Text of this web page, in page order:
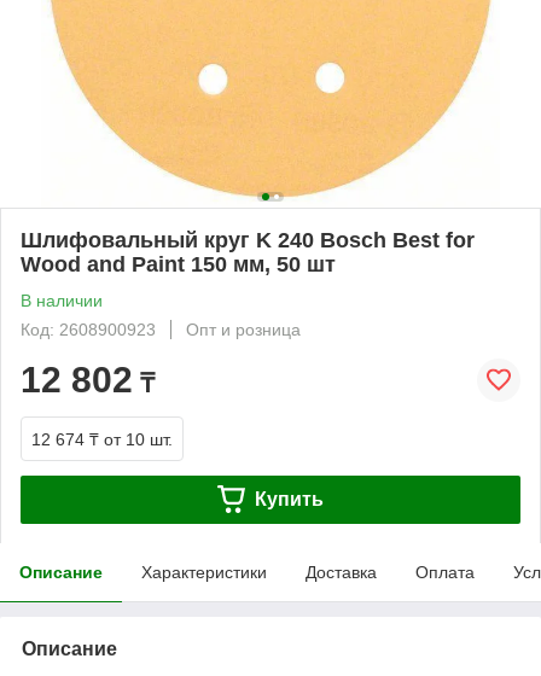
Шлифовальный круг K 240 Bosch Best for
Wood and Paint 150 мм, 50 шт
В наличии
Код: 2608900923
Опт и розница
12 802 ₸
12 674 ₸ от 10 шт.
Купить
Описание Характеристики Доставка Оплата
Описание